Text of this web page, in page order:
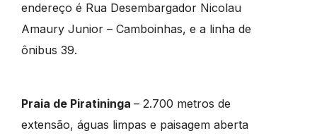
endereço é Rua Desembargador Nicolau
Amaury Junior – Camboinhas, e a linha de
ônibus 39.
Praia de Piratininga – 2.700 metros de
extensão, águas limpas e paisagem aberta